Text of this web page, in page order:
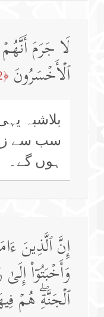
لَا جَرَمَ
ٱلۡأَخۡسَرُونَ ﴿22﴾
بلاشبہ
سب سے
ہوں گے۔
إِنَّ ٱلَّذِینَ
وَأَخۡبَتُوۤا۟
ٱلۡجَنَّةِۖ هُمۡ